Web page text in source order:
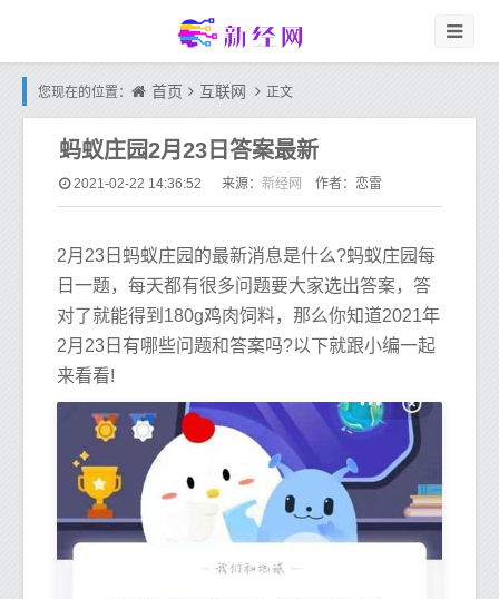
您现在的位置： 首页 互联网 正文
蚂蚁庄园2月23日答案最新
2021-02-22 14:36:52 来源： 新经网 作者：恋雷
2月23日蚂蚁庄园的最新消息是什么?蚂蚁庄园每
日一题，每天都有很多问题要大家选出答案，答
对了就能得到180g鸡肉饲料，那么你知道2021年
2月23日有哪些问题和答案吗?以下就跟小编一起
来看看!